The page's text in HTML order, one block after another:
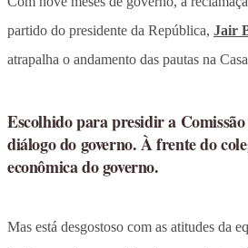
partido do presidente da República, Jair
atrapalha o andamento das pautas na
Escolhido para presidir a
diálogo do governo. À frente do
econômica do governo.
Mas está desgostoso com as atitudes da